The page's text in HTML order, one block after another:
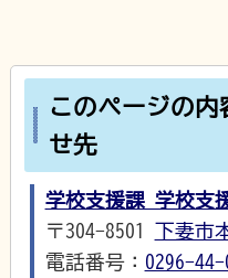
このページの内
せ先
学校支援課 学校支
〒304-8501 下妻市
電話番号： 0296-44-